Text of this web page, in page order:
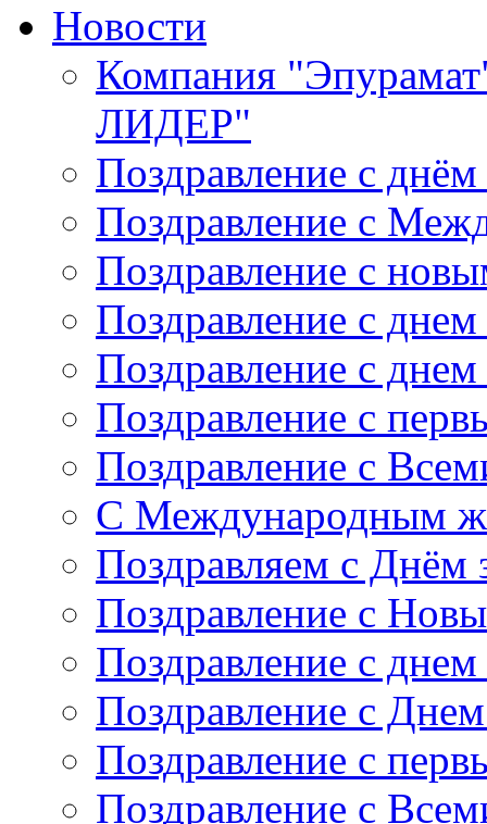
Новости
Компания
ЛИДЕР"
Поздравление с
Поздравление с
Поздравление с
Поздравление с
Поздравление с
Поздравление с
Поздравление с
С Международным
Поздравляем с Днём
Поздравление с
Поздравление с
Поздравление с
Поздравление с
Поздравление с